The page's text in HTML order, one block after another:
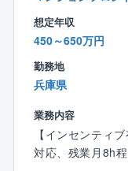
柔軟な働き方の一
を促進しておりま
＜例＞
「現場確認のため
「夜の理事会に
※前日までの上
も利用可能。
・19時になると
ワークライフバ
・時間外及び休日
ーへ転送
・年間休日125日
得していただきま
■同社の特徴：
簡単な資料作成
工事発生時の見積
と業務分担をおこ
はありません。
職種の特性上、土
りますが、平日
し、自身の裁量
想定年収
450～650万円
勤務地
兵庫県
業務内容
【インセンティ
対応、残業月8h